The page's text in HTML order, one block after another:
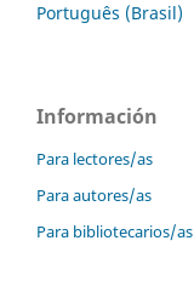
Português (Brasil)
Información
Para lectores/as
Para autores/as
Para bibliotecarios/as